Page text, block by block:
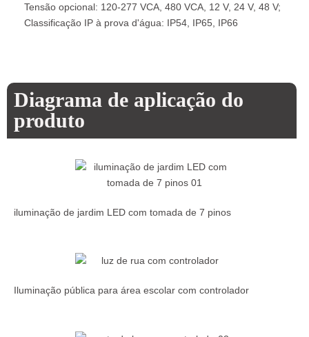
Tensão opcional: 120-277 VCA, 480 VCA, 12 V, 24 V, 48 V;
Classificação IP à prova d'água: IP54, IP65, IP66
Diagrama de aplicação do
produto
iluminação de jardim LED com tomada de 7 pinos
Iluminação pública para área escolar com controlador